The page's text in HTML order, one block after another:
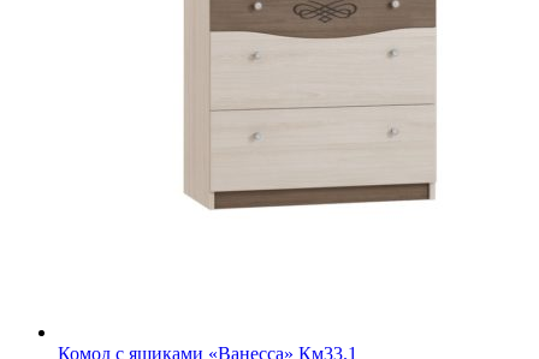
Комод с ящиками «Ванесса» Км33.1